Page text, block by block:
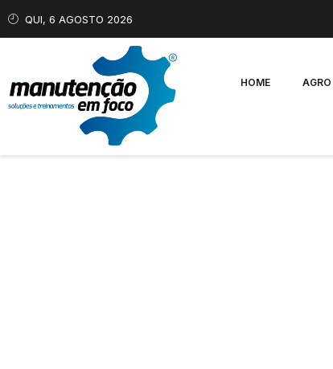
QUI, 6 AGOSTO 2026
HOME